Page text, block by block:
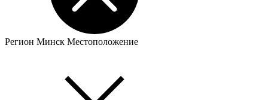
Регион Минск Местоположение